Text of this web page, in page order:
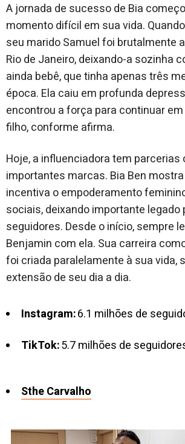
A jornada de sucesso de Bia
momento difícil em sua vida.
seu marido Samuel foi brutalmente
Rio de Janeiro, deixando-a sozinha
ainda bebê, que tinha apenas três
época. Ela caiu em profunda
encontrou a força para continuar
filho, conforme afirma.
Hoje, a influenciadora tem parcerias
importantes marcas. Bia Ben
incentiva o empoderamento
sociais, deixando importante legado
seguidores. Desde o início, sempre
Benjamin com ela. Sua carreira
foi criada paralelamente à sua vida,
extensão de seu dia a dia.
Instagram:6.1 milhões de
TikTok:5.7 milhões de
Sthe Carvalho